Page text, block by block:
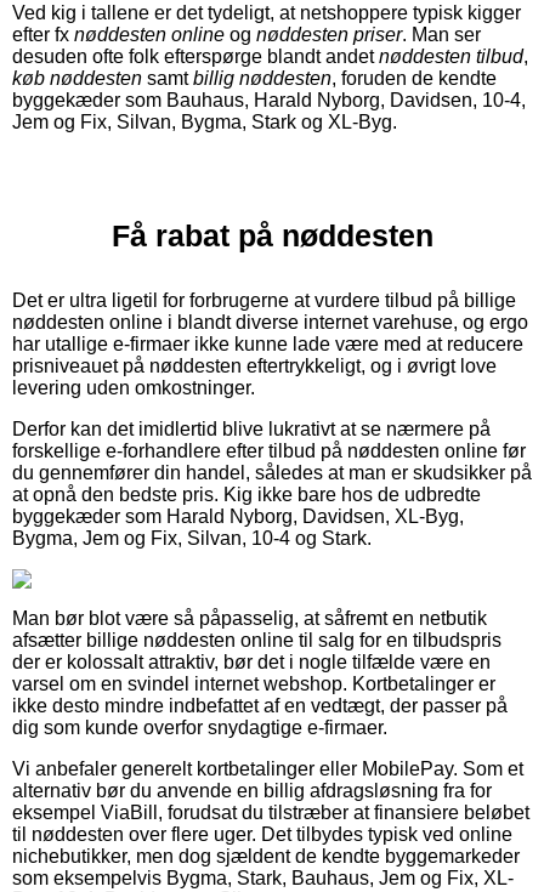
Ved kig i tallene er det tydeligt, at netshoppere typisk kigger
efter fx nøddesten online og nøddesten priser. Man ser
desuden ofte folk efterspørge blandt andetnøddesten tilbud,
køb nøddesten samtbillig nøddesten, foruden de kendte
byggekæder som Bauhaus, Harald Nyborg, Davidsen, 10-4,
Jem og Fix, Silvan, Bygma, Stark og XL-Byg.
Få rabat på nøddesten
Det er ultra ligetil for forbrugerne at vurdere tilbud på billige
nøddesten online i blandt diverse internet varehuse, og ergo
har utallige e-firmaer ikke kunne lade være med at reducere
prisniveauet på nøddesten eftertrykkeligt, og i øvrigt love
levering uden omkostninger.
Derfor kan det imidlertid blive lukrativt at se nærmere på
forskellige e-forhandlere efter tilbud på nøddesten online før
du gennemfører din handel, således at man er skudsikker på
at opnå den bedste pris. Kig ikke bare hos de udbredte
byggekæder som Harald Nyborg, Davidsen, XL-Byg,
Bygma, Jem og Fix, Silvan, 10-4 og Stark.
Man bør blot være så påpasselig, at såfremt en netbutik
afsætter billige nøddesten online til salg for en tilbudspris
der er kolossalt attraktiv, bør det i nogle tilfælde være en
varsel om en svindel internet webshop. Kortbetalinger er
ikke desto mindre indbefattet af en vedtægt, der passer på
dig som kunde overfor snydagtige e-firmaer.
Vi anbefaler generelt kortbetalinger eller MobilePay. Som et
alternativ bør du anvende en billig afdragsløsning fra for
eksempel ViaBill, forudsat du tilstræber at finansiere beløbet
til nøddesten over flere uger. Det tilbydes typisk ved online
nichebutikker, men dog sjældent de kendte byggemarkeder
som eksempelvis Bygma, Stark, Bauhaus, Jem og Fix, XL-